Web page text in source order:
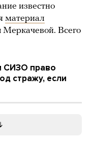
известно
материал
Всего
СИЗО право
стражу, если